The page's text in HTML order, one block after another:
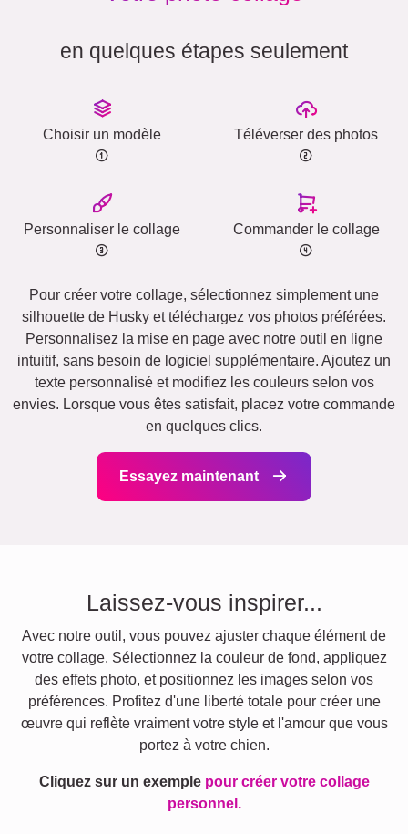
en quelques étapes seulement
Choisir un modèle Téléverser des photos
Personnaliser le collage Commander le collage
Pour créer votre collage, sélectionnez simplement une
silhouette de Husky et téléchargez vos photos préférées.
Personnalisez la mise en page avec notre outil en ligne
intuitif, sans besoin de logiciel supplémentaire. Ajoutez un
texte personnalisé et modifiez les couleurs selon vos
envies. Lorsque vous êtes satisfait, placez votre commande
en quelques clics.
Essayez maintenant
Laissez-vous inspirer...
Avec notre outil, vous pouvez ajuster chaque élément de
votre collage. Sélectionnez la couleur de fond, appliquez
des effets photo, et positionnez les images selon vos
préférences. Profitez d'une liberté totale pour créer une
œuvre qui reflète vraiment votre style et l'amour que vous
portez à votre chien.
Cliquez sur un exemple pour créer votre collage
personnel.